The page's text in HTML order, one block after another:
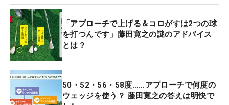
「アプローチで上げる＆コロがすは2つの球
を打つんです」藤田寛之の謎のアドバイス
とは？
50・52・56・58度……アプローチで何度の
ウェッジを使う？ 藤田寛之の答えは明快で